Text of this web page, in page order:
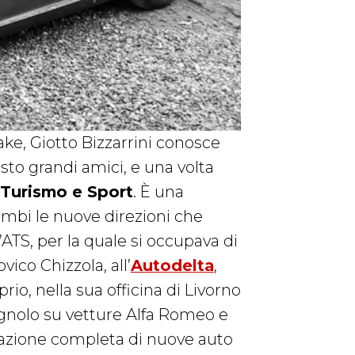
Giotto Bizzarrini conosce
grandi amici, e una volta
e Sport. È una
le nuove direzioni che
per la quale si occupava di
Chizzola, all’Autodelta,
nella sua officina di Livorno
su vetture Alfa Romeo e
completa di nuove auto